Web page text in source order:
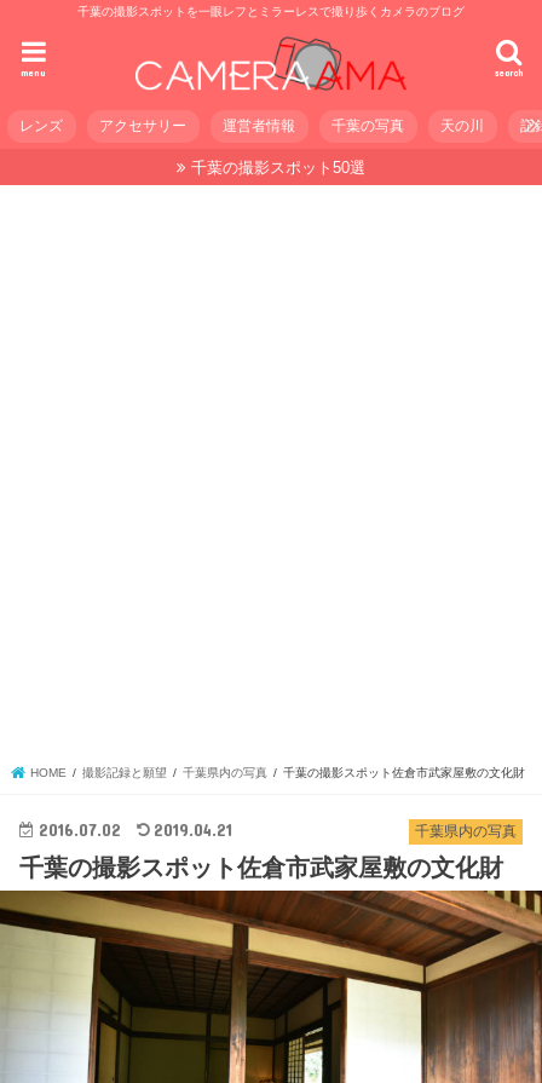
千葉の撮影スポットを一眼レフとミラーレスで撮り歩くカメラのブログ
search
menu
レンズ アクセサリー 運営者情報 千葉の写真 天の川 記
千葉の撮影スポット50選
HOME 撮影記録と願望 千葉県内の写真 千葉の撮影スポット佐倉市武家屋敷の文化財
千葉県内の写真
2016.07.02 2019.04.21
千葉の撮影スポット佐倉市武家屋敷の文化財